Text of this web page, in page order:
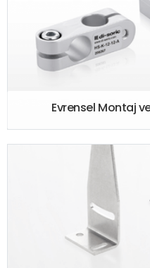
Evrensel Montaj